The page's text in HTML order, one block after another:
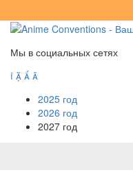
Мы в социальных сетях
   
2025 год
2026 год
2027 год